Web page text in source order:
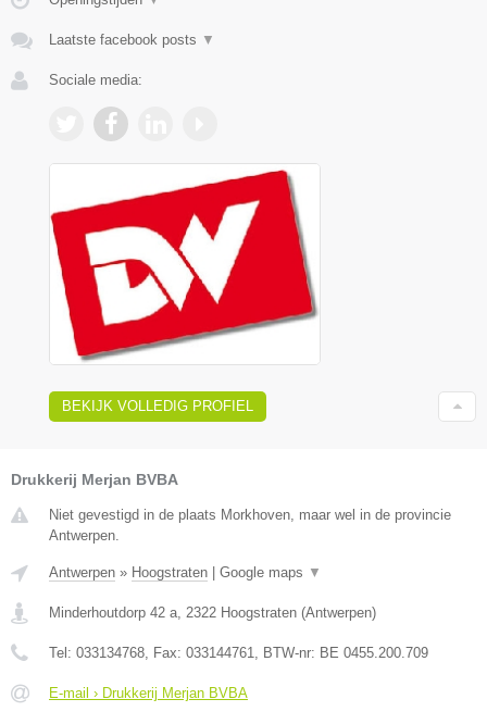
Laatste facebook posts ▼
Sociale media:
BEKIJK VOLLEDIG PROFIEL
Drukkerij Merjan BVBA
Niet gevestigd in de plaats Morkhoven, maar wel in de provincie
Antwerpen.
Antwerpen » Hoogstraten Google maps ▼
Minderhoutdorp 42 a, 2322 Hoogstraten (Antwerpen)
Tel: 033134768, Fax: 033144761, BTW-nr: BE 0455.200.709
E-mail › Drukkerij Merjan BVBA